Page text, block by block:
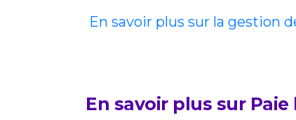
En savoir plus sur la gestion
En savoir plus sur Paie